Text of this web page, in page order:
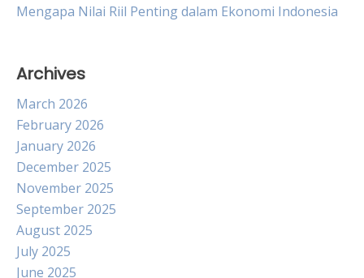
Mengapa Nilai Riil Penting dalam Ekonomi Indonesia
Archives
March 2026
February 2026
January 2026
December 2025
November 2025
September 2025
August 2025
July 2025
June 2025